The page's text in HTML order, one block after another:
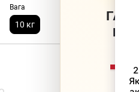
ВІД
Вага
10 кг